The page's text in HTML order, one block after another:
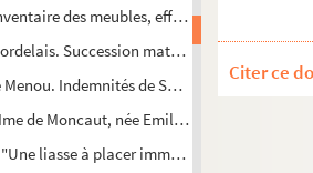
des meubles, effets, titres et
Succession maternelle. Indemnités
Menou. Indemnités de Saint-Domingue.
de Moncaut, née Emilie Secondat de
"Une liasse à placer immédiatement avant
Citer ce